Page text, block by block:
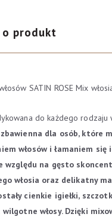
produkt
SATIN ROSE Mix
do każdego rodzaju
dla osób, które
włosów i łamaniem
względu na gęsto
włosia oraz delikatny
cienkie igiełki,
wilgotne włosy.Dzięki